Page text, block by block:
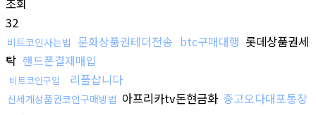
조회
32
비트코인사는법 문화상품권테더전송 btc구매대행 롯데상품권세
탁 핸드폰결제매입
비트코인구입 리플삽니다
신세계상품권코인구매방법 아프리카tv돈현금화 중고오다대포통장